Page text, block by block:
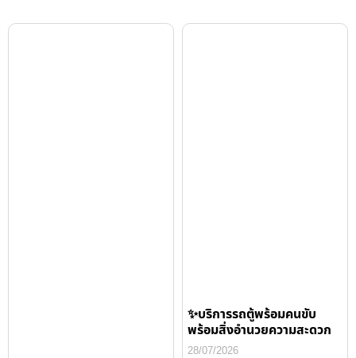
✨บริการรถตู้พร้อมคนขับ
พร้อมสิ่งอำนวยความสะดวก
28/07/2026